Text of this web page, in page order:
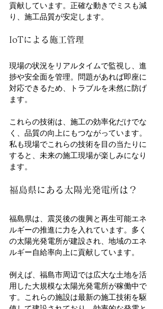
貢献しています。正確な動きでミスも減
り、施工品質が安定します。
IoTによる施工管理
現場の状況をリアルタイムで監視し、進
捗や安全面を管理。問題があれば即座に
対応できるため、トラブルを未然に防げ
ます。
これらの技術は、施工の効率化だけでな
く、品質の向上にもつながっています。
私も現場でこれらの技術を目の当たりに
すると、未来の施工現場が楽しみになり
ます。
福島県にある太陽光発電所は？
福島県は、震災後の復興と再生可能エネ
ルギーの推進に力を入れています。多く
の太陽光発電所が建設され、地域のエネ
ルギー自給率向上に貢献しています。
例えば、福島市周辺では広大な土地を活
用した大規模な太陽光発電所が稼働中で
す。これらの施設は最新の施工技術を駆